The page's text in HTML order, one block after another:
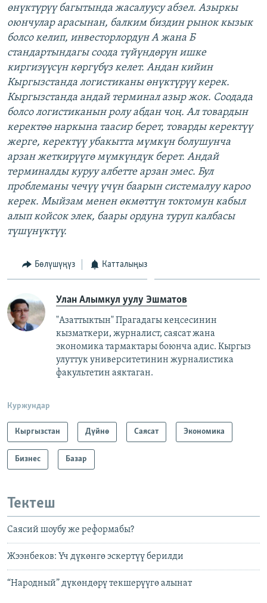
өнүктүрүү багытында жасалуусу абзел. Азыркы
оюнчулар арасынан, балким биздин рынок кызык
болсо келип, инвесторлордун А жана Б
стандартындагы соода түйүндөрүн ишке
киргизүүсүн көргүбүз келет. Андан кийин
Кыргызстанда логистиканы өнүктүрүү керек.
Кыргызстанда андай терминал азыр жок. Соодада
болсо логистиканын ролу абдан чоң. Ал товардын
керектөө наркына таасир берет, товарды керектүү
жерге, керектүү убакытта мүмкүн болушунча
арзан жеткирүүгө мүмкүндүк берет. Андай
терминалды куруу албетте арзан эмес. Бул
проблеманы чечүү үчүн баарын системалуу кароо
керек. Мыйзам менен өкмөттүн токтомун кабыл
алып койсок элек, баары ордуна туруп калбасы
түшүнүктүү.
Бөлүшүңүз Катталыңыз
Улан Алымкул уулу Эшматов
"Азаттыктын" Прагадагы кеңсесинин
кызматкери, журналист, саясат жана
экономика тармактары боюнча адис. Кыргыз
улуттук университетинин журналистика
факультетин аяктаган.
Куржундар
Кыргызстан Дүйнө Саясат Экономика
Бизнес Базар
Тектеш
Саясий шоубу же реформабы?
Жээнбеков: Үч дүкөнгө эскертүү берилди
“Народный” дүкөндөрү текшерүүгө алынат